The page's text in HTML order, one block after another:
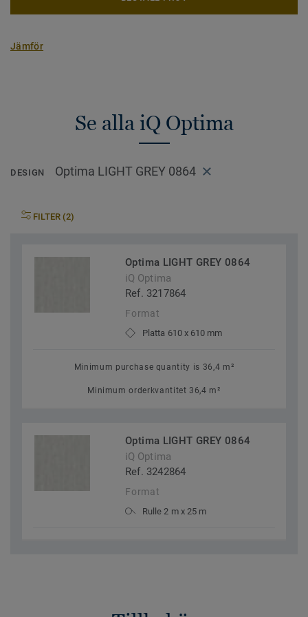
Jämför
Se alla iQ Optima
DESIGN Optima LIGHT GREY 0864
FILTER (2)
Optima LIGHT GREY 0864
iQ Optima
Ref. 3217864
Format
Platta 610 x 610 mm
Minimum purchase quantity is 36,4 m²
Minimum orderkvantitet 36,4 m²
Optima LIGHT GREY 0864
iQ Optima
Ref. 3242864
Format
Rulle 2 m x 25 m